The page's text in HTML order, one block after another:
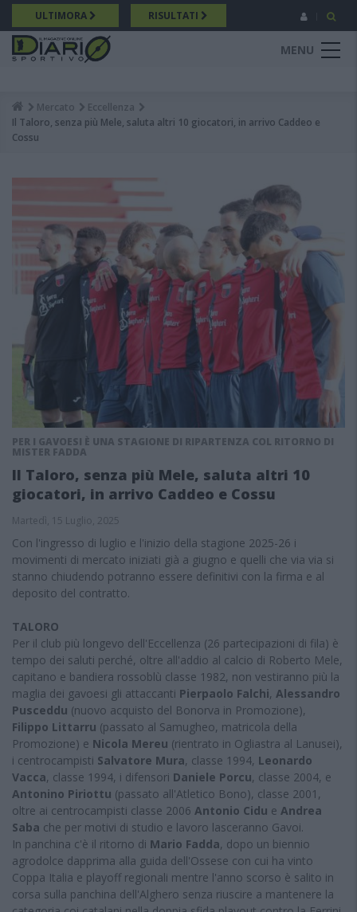
Salta
al
contenuto
principale
ULTIMORA RISULTATI
MENU
Breadcrumb
Mercato
Eccellenza
Il Taloro, senza più Mele, saluta altri 10 giocatori, in arrivo Caddeo e
Cossu
PER I GAVOESI È UNA STAGIONE DI RIPARTENZA COL RITORNO DI
MISTER FADDA
Il Taloro, senza più Mele, saluta altri 10
giocatori, in arrivo Caddeo e Cossu
Martedì, 15 Luglio, 2025
Con l'ingresso di luglio e l'inizio della stagione 2025-26 i
movimenti di mercato iniziati già a giugno e quelli che via via si
stanno chiudendo potranno essere definitivi con la firma e al
deposito del contratto.
TALORO
Per il club più longevo dell'Eccellenza (26 partecipazioni di fila) è
tempo dei saluti perché, oltre all'addio al calcio di Roberto Mele,
capitano e bandiera rossoblù classe 1982, non vestiranno più la
maglia dei gavoesi gli attaccanti Pierpaolo Falchi, Alessandro
Pusceddu (nuovo acquisto del Bonorva in Promozione),
Filippo Littarru (passato al Samugheo, matricola della
Promozione) e Nicola Mereu (rientrato in Ogliastra al Lanusei),
i centrocampisti Salvatore Mura, classe 1994, Leonardo
Vacca, classe 1994, i difensori Daniele Porcu, classe 2004, e
Antonino Piriottu (passato all'Atletico Bono), classe 2001,
oltre ai centrocampisti classe 2006 Antonio Cidu e Andrea
Saba che per motivi di studio e lavoro lasceranno Gavoi.
In panchina c'è il ritorno di Mario Fadda, dopo un biennio
agrodolce dapprima alla guida dell'Ossese con cui ha vinto
Coppa Italia e playoff regionali mentre l'anno scorso è salito in
corsa sulla panchina dell'Alghero senza riuscire a mantenere la